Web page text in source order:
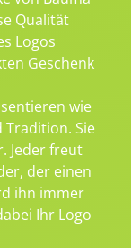
Qualität
Logos
Geschenk
wie
Tradition. Sie
Jeder freut
der einen
ihn immer
Ihr Logo